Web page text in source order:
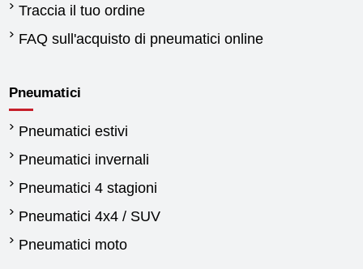
Traccia il tuo ordine
FAQ sull'acquisto di pneumatici online
Pneumatici
Pneumatici estivi
Pneumatici invernali
Pneumatici 4 stagioni
Pneumatici 4x4 / SUV
Pneumatici moto